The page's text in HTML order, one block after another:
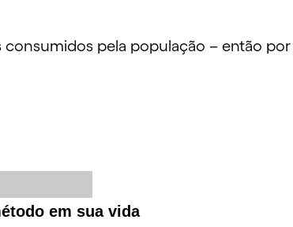
pela população – então
em sua vida